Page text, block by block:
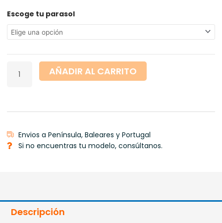
133,50 €
Escoge tu parasol
Peugeot
208
2012
2019
AÑADIR AL CARRITO
Envios a Península, Baleares y Portugal
Si no encuentras tu modelo, consúltanos.
Descripción